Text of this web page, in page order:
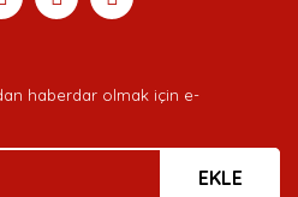
Yaz
Soru Sor
bilgiler bulunuyor.
olmalı.
Paylaş
haberdar olmak için e-
EKLE